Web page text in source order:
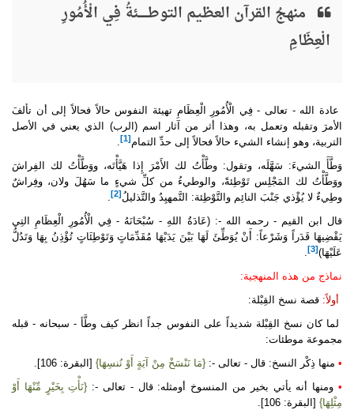
منهجُ القرآن العظيم التوطــــــئةُ فِي الْأُمُورِ
الْعِظَامِ
عادة الله - تعالى - فِي الْأُمُورِ الْعِظَامِ تهيئة النفوس حالاً فحالاً إلى أن تألفَ
الأمرَ وتقبله وتعمل به، وهذا أثر من آثار اسم (الرب) الذي يعني في الأصل
التربية، وهو إنشاء الشيء حالاً فحالاً إلى حدِّ التمام [1]
.
وَطَّأَ الشيءَ: سَهَّلَه، وتقول: وطَّأْتُ لك الأَمْرَ إِذا هَيَّأْتَه، ووَطَّأْتُ لك الفِراشَ
ووَطَّأْتُ لك المَجْلِس تَوْطِئةً، والوطيءُ من كلِّ شيءٍ ما سَهُلَ ولان، وفِراشٌ
وطِيءٌ لا يُؤْذي جَنْبَ النائِم والتَّوْطِئة: التَّمهيِدُ والتَّذليلُ [2]
.
قال ابن القيم - رحمه الله -: (عَادَةُ اللهِ - سُبْحَانَهُ - فِي الْأُمُورِ الْعِظَامِ التِي
يَقْضِيهَا قَدَراً وَشَرْعاً: أَنْ يُوَطِّئَ لَهَا بَيْنَ يَدَيْهَا مُقَدِّمَاتٍ وَتَوْطِئَاتٍ تُؤْذِنُ بِهَا وَتَدُلُّ
عَلَيْهَا)[3]
.
نماذج من هذه المنهجية:
أولاً: قصة نسخ القِبْلة:
لما كان نسخ القِبْلة شديداً على النفوس جداً انظر كيف وطَّأ - سبحانه - قبله
مجموعة موطئات:
• منها ذِكْر النسخ: قال - تعالى -: {مَا نَنْسَخْ مِنْ آيَةٍ أَوْ نُنسِهَا} [البقرة: 106].
•ومنها أنه يأتي بخير من المنسوخ أومثله: قال - تعالى -: {نَأْتِ بِخَيْرٍ مِّنْهَا أَوْ
مِثْلِهَا} [البقرة: 106].